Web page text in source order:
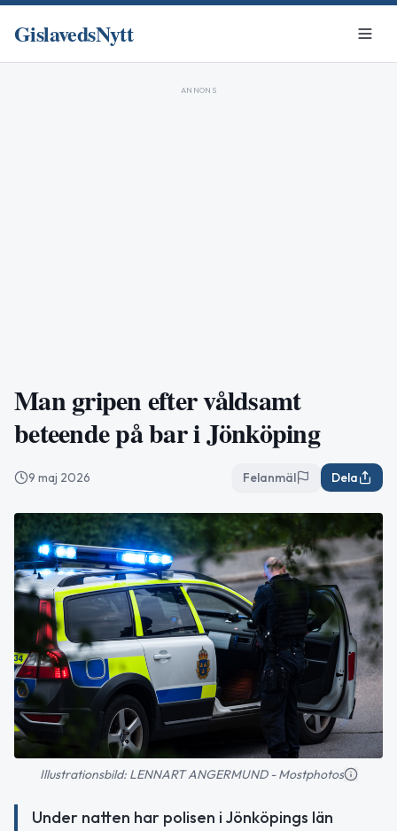
GislavedsNytt
ANNONS
Man gripen efter våldsamt
beteende på bar i Jönköping
9 maj 2026 Felanmäl Dela
Illustrationsbild: LENNART ANGERMUND - Mostphotos
Under natten har polisen i Jönköpings län